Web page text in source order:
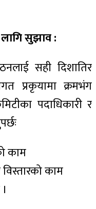
सुझाव :
सही दिशातिर
प्रकृयामा क्रमभंग
पदाधिकारी र
काम
काम